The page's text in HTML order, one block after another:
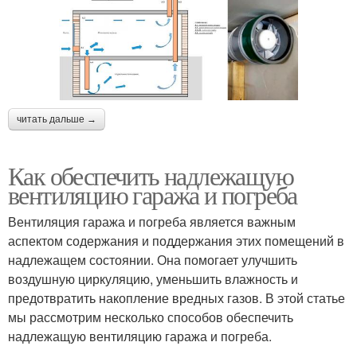
читать дальше →
Как обеспечить надлежащую
вентиляцию гаража и погреба
Вентиляция гаража и погреба является важным
аспектом содержания и поддержания этих помещений в
надлежащем состоянии. Она помогает улучшить
воздушную циркуляцию, уменьшить влажность и
предотвратить накопление вредных газов. В этой статье
мы рассмотрим несколько способов обеспечить
надлежащую вентиляцию гаража и погреба.